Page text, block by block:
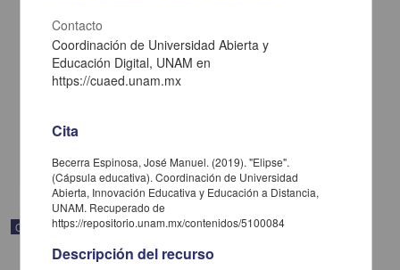
Sistemas de desigualdades
Becerra Espinosa, José Manuel - Coordinación de Universidad
Abierta y Educación a Distancia, UNAM; Dirección General de la
Multidisciplina
Objeto de aprendizaje
Contacto
Coordinación de Universidad Abierta y
Educación Digital, UNAM en
https://cuaed.unam.mx
Cita
Becerra Espinosa, José Manuel. (2019). "Elipse".
(Cápsula educativa). Coordinación de Universidad
Abierta, Innovación Educativa y Educación a Distancia,
UNAM. Recuperado de
https://repositorio.unam.mx/contenidos/5100084
Descripción del recurso